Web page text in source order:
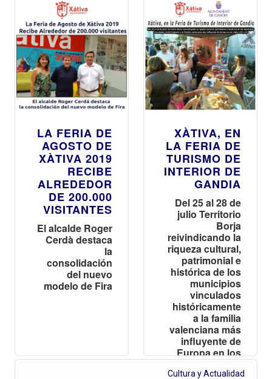
LA FERIA DE
AGOSTO DE
XÀTIVA 2019
RECIBE
ALREDEDOR
DE 200.000
VISITANTES
El alcalde Roger
Cerdà destaca
la
consolidación
del nuevo
modelo de Fira
XÀTIVA, EN
LA FERIA DE
TURISMO DE
INTERIOR DE
GANDIA
Del 25 al 28 de
julio Territorio
Borja
reivindicando la
riqueza cultural,
patrimonial e
histórica de los
municipios
vinculados
históricamente
a la familia
valenciana más
influyente de
Europa en los
siglos XIV y XV
Cultura y Actualidad